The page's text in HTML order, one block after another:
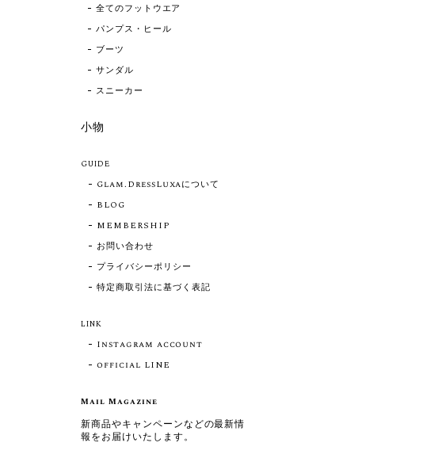
全てのフットウエア
パンプス・ヒール
ブーツ
サンダル
スニーカー
小物
GUIDE
Glam.DressLuxaについて
BLOG
MEMBERSHIP
お問い合わせ
プライバシーポリシー
特定商取引法に基づく表記
LINK
Instagram account
official LINE
Mail Magazine
新商品やキャンペーンなどの最新情
報をお届けいたします。